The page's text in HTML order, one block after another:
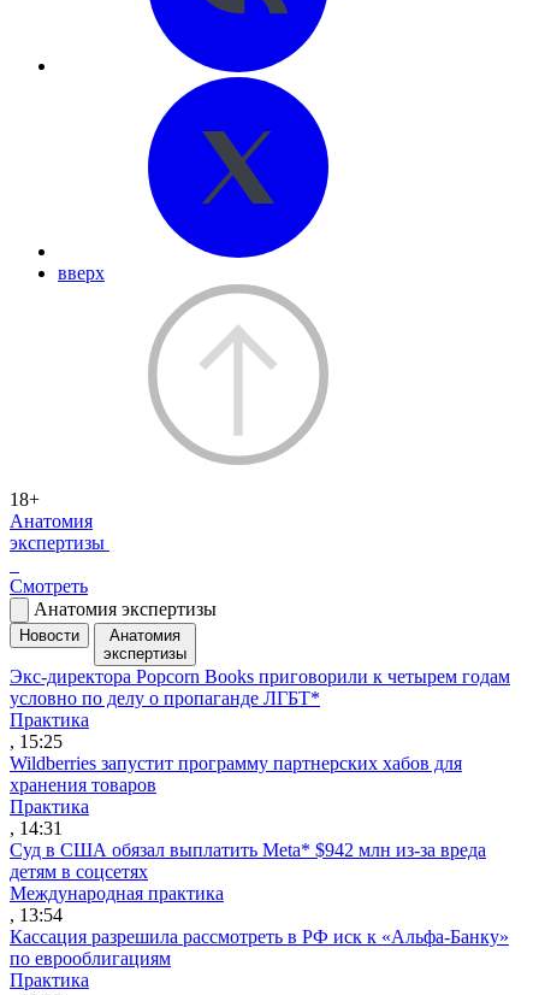
вверх
18+
Анатомия
экспертизы
Смотреть
Анатомия экспертизы
Новости
Анатомия
экспертизы
Экс-директора Popcorn Books приговорили к четырем годам
условно по делу о пропаганде ЛГБТ*
Практика
, 15:25
Wildberries запустит программу партнерских хабов для
хранения товаров
Практика
, 14:31
Суд в США обязал выплатить Meta* $942 млн из-за вреда
детям в соцсетях
Международная практика
, 13:54
Кассация разрешила рассмотреть в РФ иск к «Альфа-Банку»
по еврооблигациям
Практика